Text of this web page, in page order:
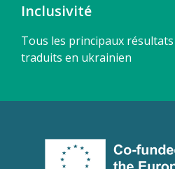
Inclusivité
Tous les principaux
traduits en ukrainien